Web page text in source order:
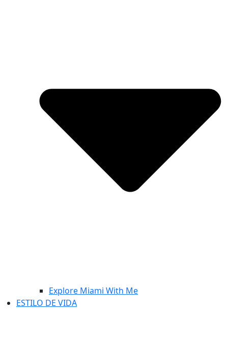
Explore Miami With Me
ESTILO DE VIDA